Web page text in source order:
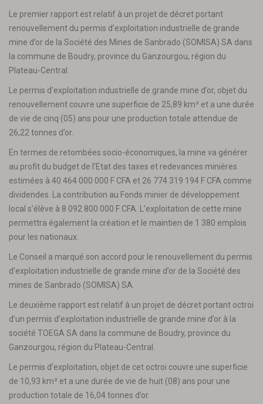
Le premier rapport est relatif à un projet de décret portant
renouvellement du permis d’exploitation industrielle de grande
mine d’or de la Société des Mines de Sanbrado (SOMISA) SA dans
la commune de Boudry, province du Ganzourgou, région du
Plateau-Central.
Le permis d’exploitation industrielle de grande mine d’or, objet du
renouvellement couvre une superficie de 25,89 km² et a une durée
de vie de cinq (05) ans pour une production totale attendue de
26,22 tonnes d’or.
En termes de retombées socio-économiques, la mine va générer
au profit du budget de l’Etat des taxes et redevances minières
estimées à 40 464 000 000 F CFA et 26 774 319 194 F CFA comme
dividendes. La contribution au Fonds minier de développement
local s’élève à 8 092 800 000 F CFA. L’exploitation de cette mine
permettra également la création et le maintien de 1 380 emplois
pour les nationaux.
Le Conseil a marqué son accord pour le renouvellement du permis
d’exploitation industrielle de grande mine d’or de la Société des
mines de Sanbrado (SOMISA) SA.
Le deuxième rapport est relatif à un projet de décret portant octroi
d’un permis d’exploitation industrielle de grande mine d’or à la
société TOEGA SA dans la commune de Boudry, province du
Ganzourgou, région du Plateau-Central.
Le permis d’exploitation, objet de cet octroi couvre une superficie
de 10,93 km² et a une durée de vie de huit (08) ans pour une
production totale de 16,04 tonnes d’or.